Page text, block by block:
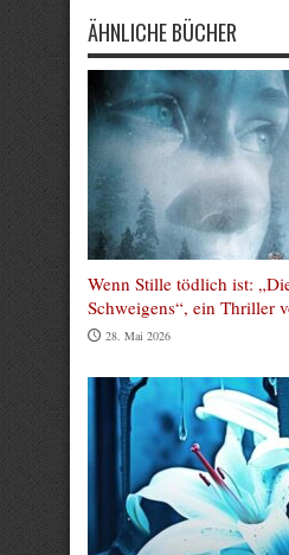
ÄHNLICHE BÜCHER
Wenn Stille tödlich ist:
Schweigens“, ein Thriller
28. Mai 2026